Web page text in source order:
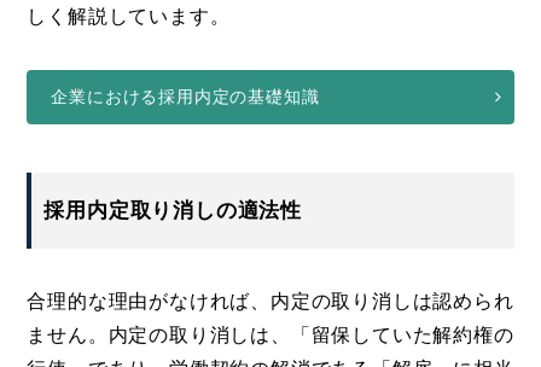
しく解説しています。
企業における採用内定の基礎知識
採用内定取り消しの適法性
合理的な理由がなければ、内定の取り消しは認められ
ません。内定の取り消しは、「留保していた解約権の